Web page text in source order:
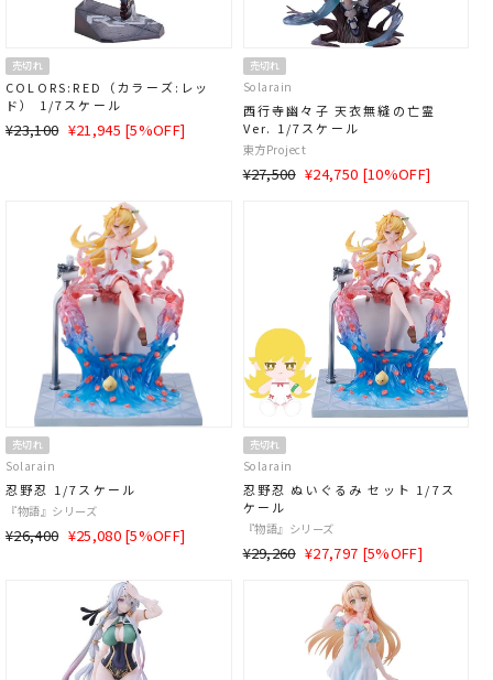
売切れ
COLORS:RED（カラーズ:レッ
ド） 1/7スケール
通
¥23,100 SALE
¥21,945 [5%OFF]
売切れ
Solarain
西行寺幽々子 天衣無縫の亡霊
Ver. 1/7スケール
東方Project
通
¥27,500 SALE
¥24,750 [10%OFF]
売切れ
Solarain
忍野忍 1/7スケール
『物語』シリーズ
通
¥26,400 SALE
¥25,080 [5%OFF]
売切れ
Solarain
忍野忍 ぬいぐるみ セット 1/7ス
ケール
『物語』シリーズ
通
¥29,260 SALE
¥27,797 [5%OFF]